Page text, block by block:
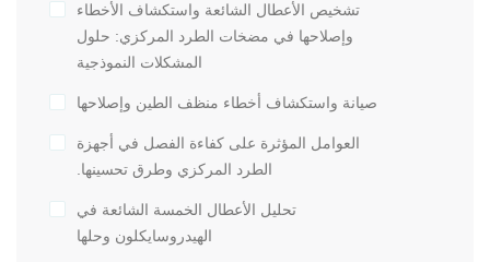
تشخيص الأعطال الشائعة واستكشاف الأخطاء
وإصلاحها في مضخات الطرد المركزي: حلول
المشكلات النموذجية
صيانة واستكشاف أخطاء منظف الطين وإصلاحها
العوامل المؤثرة على كفاءة الفصل في أجهزة
الطرد المركزي وطرق تحسينها.
تحليل الأعطال الخمسة الشائعة في
الهيدروسايكلون وحلها